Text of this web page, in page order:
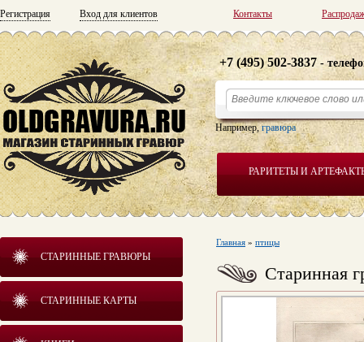
Регистрация Вход для клиентов Контакты
РАРИТЕТЫ И
+7 (495) 502-3837 -
Например,гравюра
СТАРИННЫЕ ГРАВЮРЫ
СТАРИННЫЕ КАРТЫ
Главная » птицы
Старинная